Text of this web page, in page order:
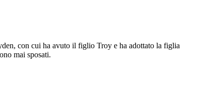
con cui ha avuto il figlio Troy e ha adottato la figlia
mai sposati.